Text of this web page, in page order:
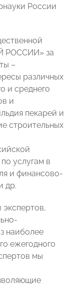
России
РОССИИ» за
–
различных
и среднего
и
пекарей и
строительных
услугам в
и финансово-
др.
экспертов,
наиболее
ежегодного
мы